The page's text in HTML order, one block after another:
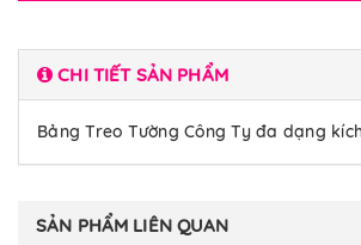
CHI TIẾT SẢN PHẨM
Bảng Treo Tường Công Ty đa dạng
SẢN PHẨM LIÊN QUAN